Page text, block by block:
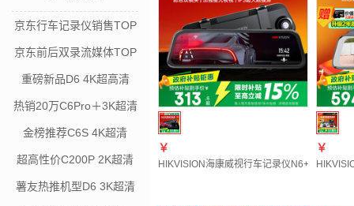
京东行车记录仪销售TOP
京东前后双录流媒体TOP
重磅新品D6 4K超高清
热销20万C6Pro＋3K超清
金榜推荐C6S 4K超清
超高性价C200P 2K超清
薯友热推机型D6 3K超清
￥
HIKVISION海康威视行车记录仪N6+2K
￥